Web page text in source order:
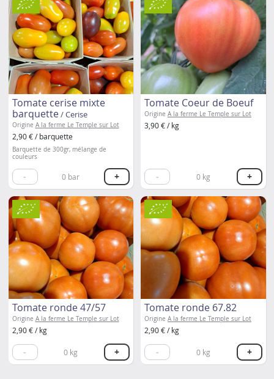
Tomate cerise mixte
barquette/ Cerise
Origine A la ferme Le Temple sur Lot
2,90 € / barquette
Barquette de 300gr, mélange de
couleurs
- 0 bar +
Tomate Coeur de Boeuf
Origine A la ferme Le Temple sur Lot
3,90 € / kg
- 0kg +
Tomate ronde 47/57
Origine A la ferme Le Temple sur Lot
2,90 € / kg
- 0 kg +
Tomate ronde 67.82
Origine A la ferme Le Temple sur Lot
2,90 € / kg
- 0kg +